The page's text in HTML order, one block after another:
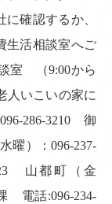
確認するか、
生活相談室へご
室 （9:00から
人いこいの家に
286-3210 御
曜）：096-237-
山都町（金
電話:096-234-